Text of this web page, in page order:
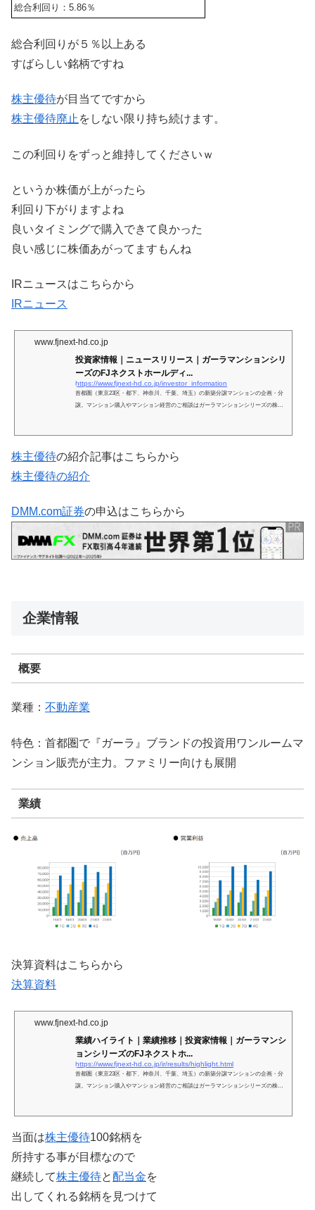
総合利回り：5.86％
総合利回りが５％以上ある
すばらしい銘柄ですね
株主優待が目当てですから
株主優待廃止 をしない限り持ち続けます。
この利回りをずっと維持してくださいｗ
というか株価が上がったら
利回り下がりますよね
良いタイミングで購入できて良かった
良い感じに株価あがってますもんね
IRニュースはこちらから
IRニュース
www.fjnext-hd.co.jp
投資家情報｜ニュースリリース｜ガーラマンションシリ
ーズのFJネクストホールディ...
https://www.fjnext-hd.co.jp/investor_information
首都圏（東京23区・都下、神奈川、千葉、埼玉）の新築分譲マンションの企画・分
譲。マンション購入やマンション経営のご相談はガーラマンションシリーズの株式
株主優待の紹介記事はこちらから
株主優待の紹介
DMM.com証券の申込はこちらから
企業情報
概要
業種： 不動産業
特色：首都圏で『ガーラ』ブランドの投資用ワンルームマ
ンション販売が主力。ファミリー向けも展開
業績
決算資料はこちらから
決算資料
www.fjnext-hd.co.jp
業績ハイライト｜業績推移｜投資家情報｜ガーラマンシ
ョンシリーズのFJネクストホ...
https://www.fjnext-hd.co.jp/ir/results/highlight.html
首都圏（東京23区・都下、神奈川、千葉、埼玉）の新築分譲マンションの企画・分
譲。マンション購入やマンション経営のご相談はガーラマンションシリーズの株式
当面は株主優待100銘柄を
所持する事が目標なので
継続して株主優待と配当金を
出してくれる銘柄を見つけて